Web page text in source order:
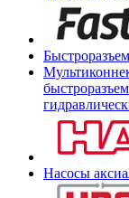
Насосы